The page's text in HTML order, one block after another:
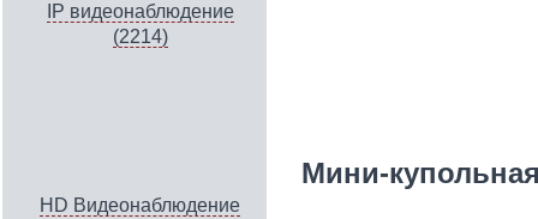
IP видеонаблюдение
(2214)
HD Видеонаблюдение
Мини-